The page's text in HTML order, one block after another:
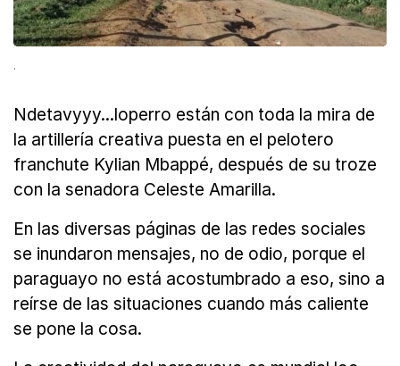
.
Ndetavyyy...loperro están con toda la mira de
la artillería creativa puesta en el pelotero
franchute Kylian Mbappé, después de su troze
con la senadora Celeste Amarilla.
En las diversas páginas de las redes sociales
se inundaron mensajes, no de odio, porque el
paraguayo no está acostumbrado a eso, sino a
reírse de las situaciones cuando más caliente
se pone la cosa.